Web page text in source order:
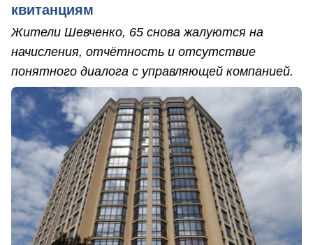
квитанциям
Жители Шевченко, 65 снова жалуются на
начисления, отчётность и отсутствие
понятного диалога с управляющей компанией.